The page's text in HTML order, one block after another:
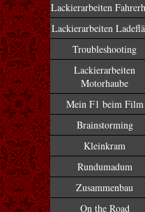
Lackierarbeiten
Lackierarbeiten
Troubleshooting
Lackierarbeiten
Motorhaube
Mein F1 beim Film
Brainstorming
Kleinkram
Rundumadum
Zusammenbau
On the Road